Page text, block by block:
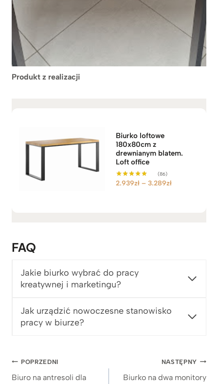
Produkt z realizacji
Biurko loftowe
180x80cm z
drewnianym blatem.
Loft office
Oceniono
(86)
2.939zł – 3.289złZ
z
ł
FAQ
Jakie biurko wybrać do pracy
kreatywnej i marketingu?
Jak urządzić nowoczesne stanowisko
pracy w biurze?
Nawigacja
wpisu
POPRZEDNI
Biuro na antresoli dla
NASTĘPNY
Biurko na dwa monitory